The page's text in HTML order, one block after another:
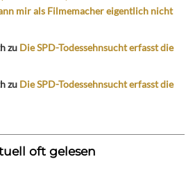
mir als Filmemacher eigentlich nicht
zu Die SPD-Todessehnsucht erfasst die
zu Die SPD-Todessehnsucht erfasst die
oft gelesen